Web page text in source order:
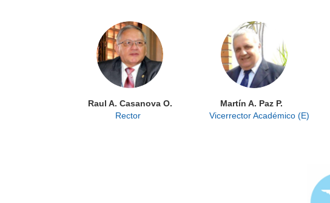
Raul A. Casanova O.
Rector
Martín A. Paz P.
Vicerrector Académico (E)